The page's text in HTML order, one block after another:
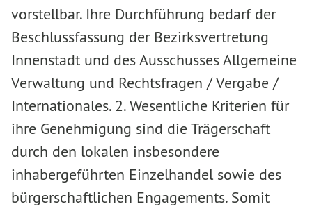
vorstellbar. Ihre Durchführung bedarf der
Beschlussfassung der Bezirksvertretung
Innenstadt und des Ausschusses Allgemeine
Verwaltung und Rechtsfragen / Vergabe /
Internationales. 2. Wesentliche Kriterien für
ihre Genehmigung sind die Trägerschaft
durch den lokalen insbesondere
inhabergeführten Einzelhandel sowie des
bürgerschaftlichen Engagements. Somit